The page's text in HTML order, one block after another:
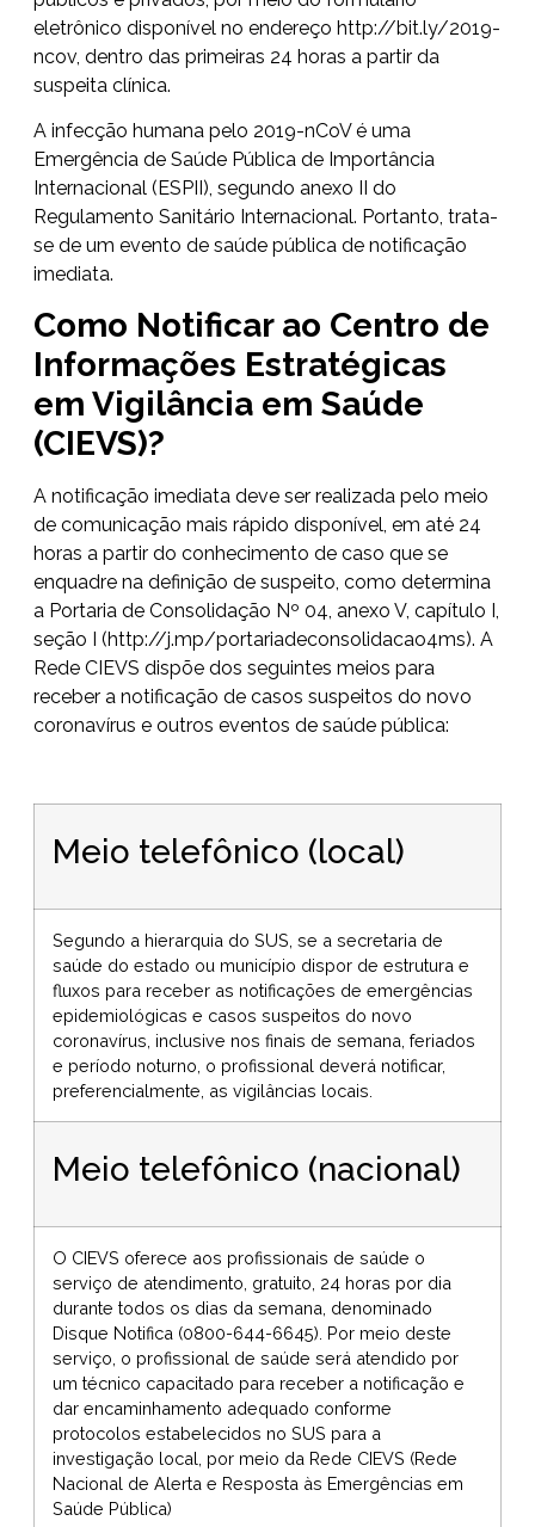
eletrônico disponível no endereço http://bit.ly/2019-
ncov , dentro das primeiras 24 horas a partir da
suspeita clínica.
A infecção humana pelo 2019-nCoV é uma
Emergência de Saúde Pública de Importância
Internacional (ESPII), segundo anexo II do
Regulamento Sanitário Internacional. Portanto, trata-
se de um evento de saúde pública de notificação
imediata.
Como Notificar ao Centro de
Informações Estratégicas
em Vigilância em Saúde
(CIEVS)?
A notificação imediata deve ser realizada pelo meio
de comunicação mais rápido disponível, em até 24
horas a partir do conhecimento de caso que se
enquadre na definição de suspeito, como determina
a Portaria de Consolidação Nº 04, anexo V, capítulo I,
seção I (http://j.mp/portariadeconsolidacao4ms). A
Rede CIEVS dispõe dos seguintes meios para
receber a notificação de casos suspeitos do novo
coronavírus e outros eventos de saúde pública:
Meio telefônico (local)
Segundo a hierarquia do SUS, se a secretaria de
saúde do estado ou município dispor de estrutura e
fluxos para receber as notificações de emergências
epidemiológicas e casos suspeitos do novo
coronavírus, inclusive nos finais de semana, feriados
e período noturno, o profissional deverá notificar,
preferencialmente, as vigilâncias locais.
Meio telefônico (nacional)
O CIEVS oferece aos profissionais de saúde o
serviço de atendimento, gratuito, 24 horas por dia
durante todos os dias da semana, denominado
Disque Notifica (0800-644-6645). Por meio deste
serviço, o profissional de saúde será atendido por
um técnico capacitado para receber a notificação e
dar encaminhamento adequado conforme
protocolos estabelecidos no SUS para a
investigação local, por meio da Rede CIEVS (Rede
Nacional de Alerta e Resposta às Emergências em
Saúde Pública)